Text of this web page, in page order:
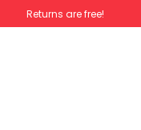
Returns are free!
Total